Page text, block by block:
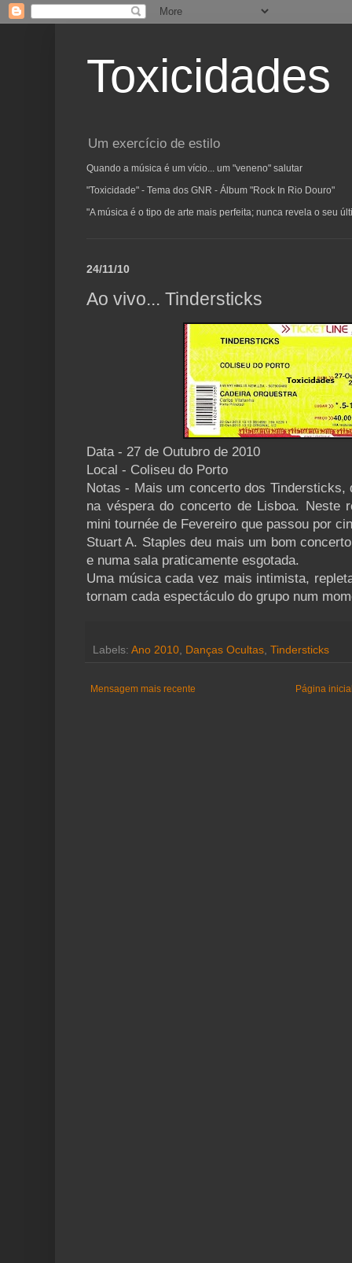
Toxicidades
Um exercício de estilo
Quando a música é um vício... um "veneno" salutar
"Toxicidade" - Tema dos GNR - Álbum "Rock In Rio Douro"
"A música é o tipo de arte mais perfeita; nunca revela o seu
24/11/10
Ao vivo... Tindersticks
Data - 27 de Outubro de 2010
Local - Coliseu do Porto
Notas - Mais um concerto dos
na véspera do concerto de Lisboa. Neste
mini tournée de Fevereiro que passou por
Stuart A. Staples deu mais um bom
e numa sala praticamente esgotada.
Uma música cada vez mais intimista,
tornam cada espectáculo do grupo num
Labels: Ano 2010, Danças Ocultas, Tindersticks
Mensagem mais recente Página